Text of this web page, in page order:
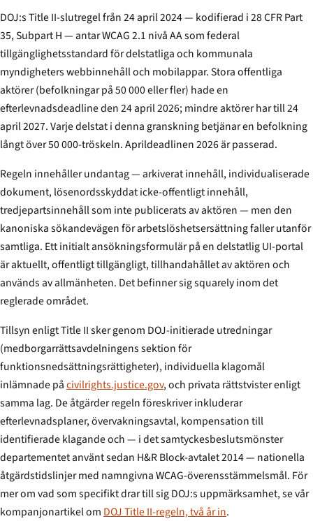
DOJ:s Title II-slutregel från 24 april 2024 — kodifierad i 28 CFR Part
35, Subpart H — antar WCAG 2.1 nivå AA som federal
tillgänglighetsstandard för delstatliga och kommunala
myndigheters webbinnehåll och mobilappar. Stora offentliga
aktörer (befolkningar på 50 000 eller fler) hade en
efterlevnadsdeadline den 24 april 2026; mindre aktörer har till 24
april 2027. Varje delstat i denna granskning betjänar en befolkning
långt över 50 000-tröskeln. Aprildeadlinen 2026 är passerad.
Regeln innehåller undantag — arkiverat innehåll, individualiserade
dokument, lösenordsskyddat icke-offentligt innehåll,
tredjepartsinnehåll som inte publicerats av aktören — men den
kanoniska sökandevägen för arbetslöshetsersättning faller utanför
samtliga. Ett initialt ansökningsformulär på en delstatlig UI-portal
är aktuellt, offentligt tillgängligt, tillhandahållet av aktören och
används av allmänheten. Det befinner sig squarely inom det
reglerade området.
Tillsyn enligt Title II sker genom DOJ-initierade utredningar
(medborgarrättsavdelningens sektion för
funktionsnedsättningsrättigheter), individuella klagomål
inlämnade påcivilrights.justice.gov, och privata rättstvister enligt
samma lag. De åtgärder regeln föreskriver inkluderar
efterlevnadsplaner, övervakningsavtal, kompensation till
identifierade klagande och — i det samtyckesbeslutsmönster
departementet använt sedan H&R Block-avtalet 2014 — nationella
åtgärdstidslinjer med namngivna WCAG-överensstämmelsmål. För
mer om vad som specifikt drar till sig DOJ:s uppmärksamhet, se vår
kompanjonartikel om DOJ Title II-regeln, två år in.